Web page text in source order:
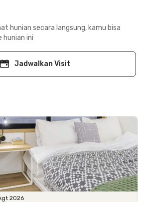
hunian secara langsung, kamu bisa
hunian ini
Jadwalkan Visit
2026